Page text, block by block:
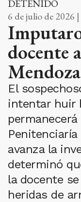
DETENIDO
6 de julio de 2026
docente
Mendoza
El
intentar huir
avanza la
determinó
la docente
heridas de